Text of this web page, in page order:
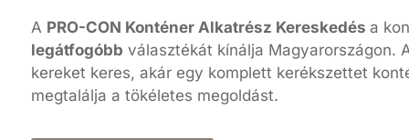
A PRO-CON Konténer Alkatrész Kereskedés a
legátfogóbb választékát kínálja Magyarországon.
kereket keres, akár egy komplett kerékszettet
megtalálja a tökéletes megoldást.